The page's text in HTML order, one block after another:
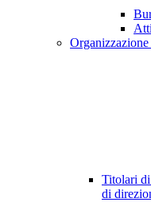
Organizzazione
Titolari
di